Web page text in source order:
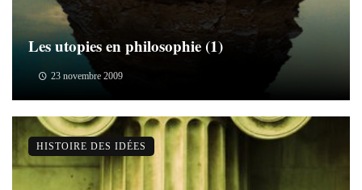
Les utopies en philosophie (1)
23 novembre 2009
HISTOIRE DES IDÉES